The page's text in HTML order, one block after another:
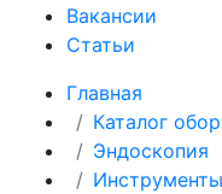
Вакансии
Статьи
Главная
Каталог
Эндоскопия
Инструменты